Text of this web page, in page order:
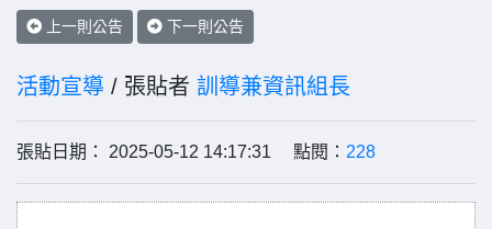
上一則公告 下一則公告
活動宣導 / 張貼者 訓導兼資訊組長
張貼日期： 2025-05-12 14:17:31 點閱： 228